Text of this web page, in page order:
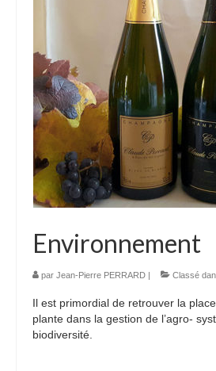
Environnement
par Jean-Pierre PERRARD | Classé
Il est primordial de retrouver la
plante dans la gestion de l’agro-
biodiversité.